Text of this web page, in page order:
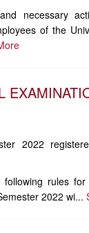
necessary
of the
2022
rules
2022 wi...